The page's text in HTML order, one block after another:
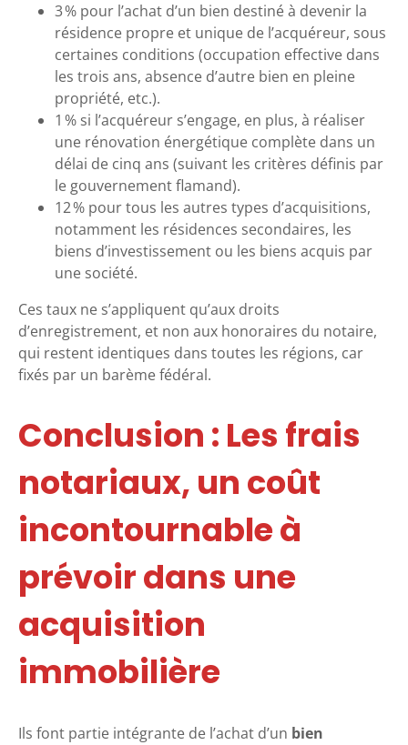
3 % pour l’achat d’un bien destiné à devenir la
résidence propre et unique de l’acquéreur, sous
certaines conditions (occupation effective dans
les trois ans, absence d’autre bien en pleine
propriété, etc.).
1 % si l’acquéreur s’engage, en plus, à réaliser
une rénovation énergétique complète dans un
délai de cinq ans (suivant les critères définis par
le gouvernement flamand).
12 % pour tous les autres types d’acquisitions,
notamment les résidences secondaires, les
biens d’investissement ou les biens acquis par
une société.
Ces taux ne s’appliquent qu’aux droits
d’enregistrement, et non aux honoraires du notaire,
qui restent identiques dans toutes les régions, car
fixés par un barème fédéral.
Conclusion : Les frais
notariaux, un coût
incontournable à
prévoir dans une
acquisition
immobilière
Ils font partie intégrante de l’achat d’un bien